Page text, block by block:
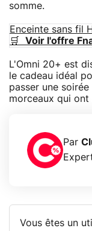
somme.
Enceinte sans fil
🛒 Voir l'offre
L'Omni 20+ est
le cadeau idéal
passer une
morceaux qui
Par
Vous êtes un